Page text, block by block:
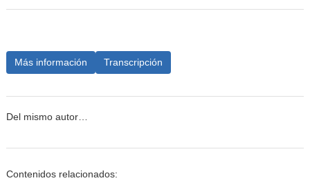
Más información Transcripción
Del mismo autor…
Contenidos relacionados: